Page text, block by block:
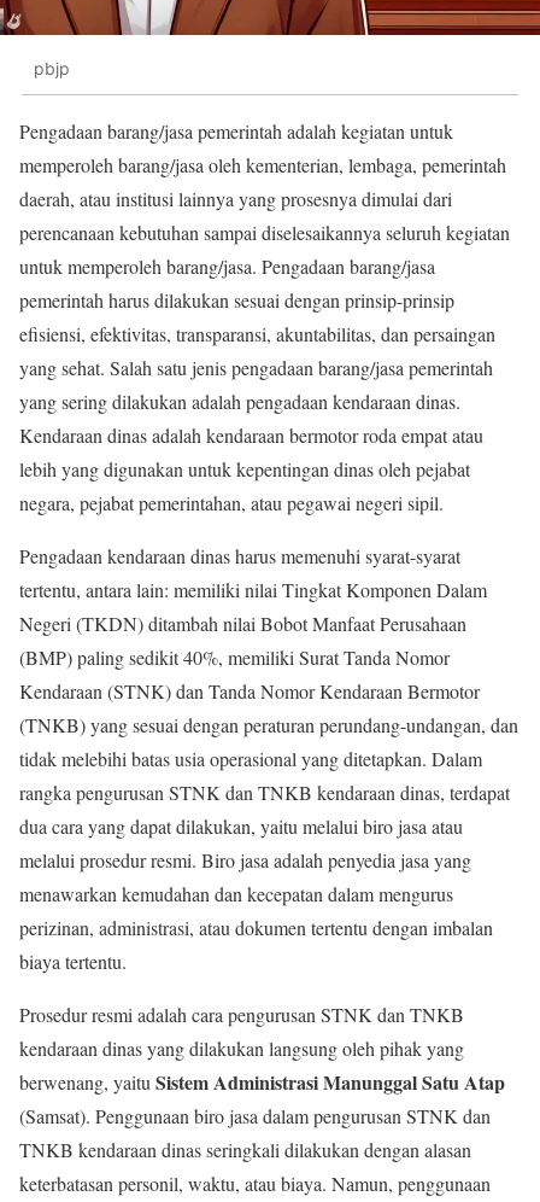
pbjp
Pengadaan barang/jasa pemerintah adalah kegiatan untuk
memperoleh barang/jasa oleh kementerian, lembaga, pemerintah
daerah, atau institusi lainnya yang prosesnya dimulai dari
perencanaan kebutuhan sampai diselesaikannya seluruh kegiatan
untuk memperoleh barang/jasa. Pengadaan barang/jasa
pemerintah harus dilakukan sesuai dengan prinsip-prinsip
efisiensi, efektivitas, transparansi, akuntabilitas, dan persaingan
yang sehat. Salah satu jenis pengadaan barang/jasa pemerintah
yang sering dilakukan adalah pengadaan kendaraan dinas.
Kendaraan dinas adalah kendaraan bermotor roda empat atau
lebih yang digunakan untuk kepentingan dinas oleh pejabat
negara, pejabat pemerintahan, atau pegawai negeri sipil.
Pengadaan kendaraan dinas harus memenuhi syarat-syarat
tertentu, antara lain: memiliki nilai Tingkat Komponen Dalam
Negeri (TKDN) ditambah nilai Bobot Manfaat Perusahaan
(BMP) paling sedikit 40%, memiliki Surat Tanda Nomor
Kendaraan (STNK) dan Tanda Nomor Kendaraan Bermotor
(TNKB) yang sesuai dengan peraturan perundang-undangan, dan
tidak melebihi batas usia operasional yang ditetapkan. Dalam
rangka pengurusan STNK dan TNKB kendaraan dinas, terdapat
dua cara yang dapat dilakukan, yaitu melalui biro jasa atau
melalui prosedur resmi. Biro jasa adalah penyedia jasa yang
menawarkan kemudahan dan kecepatan dalam mengurus
perizinan, administrasi, atau dokumen tertentu dengan imbalan
biaya tertentu.
Prosedur resmi adalah cara pengurusan STNK dan TNKB
kendaraan dinas yang dilakukan langsung oleh pihak yang
berwenang, yaitu Sistem Administrasi Manunggal Satu Atap
(Samsat). Penggunaan biro jasa dalam pengurusan STNK dan
TNKB kendaraan dinas seringkali dilakukan dengan alasan
keterbatasan personil, waktu, atau biaya. Namun, penggunaan